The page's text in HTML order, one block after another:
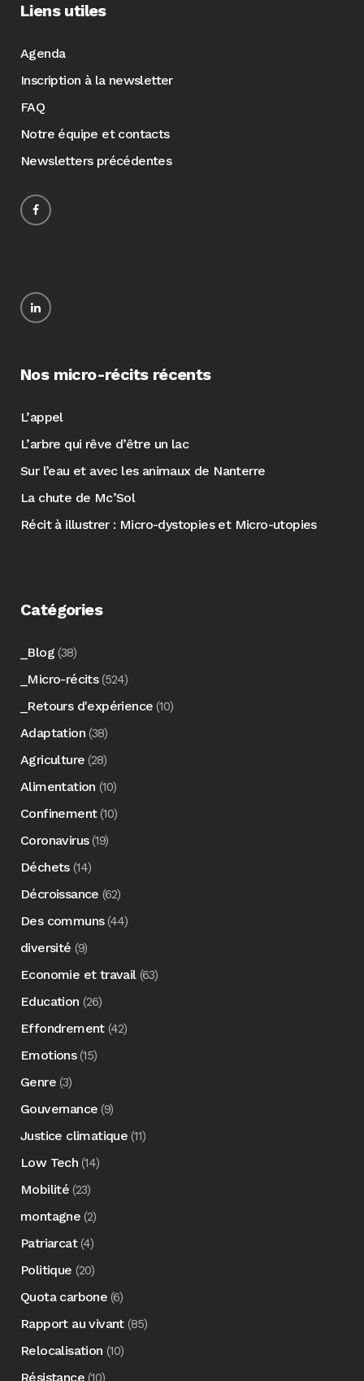
Liens utiles
Agenda
Inscription à la newsletter
FAQ
Notre équipe et contacts
Newsletters précédentes
Nos micro-récits récents
L’appel
L’arbre qui rêve d’être un lac
Sur l’eau et avec les animaux de Nanterre
La chute de Mc’Sol
Récit à illustrer : Micro-dystopies et Micro-utopies
Catégories
_Blog (38)
_Micro-récits(524)
_Retours d'expérience (10)
Adaptation (38)
Agriculture (28)
Alimentation (10)
Confinement(10)
Coronavirus(19)
Déchets(14)
Décroissance (62)
Des communs(44)
diversité (9)
Economie et travail(63)
Education (26)
Effondrement(42)
Emotions(15)
Genre (3)
Gouvernance (9)
Justice climatique (11)
Low Tech (14)
Mobilité (23)
montagne (2)
Patriarcat(4)
Politique (20)
Quota carbone (6)
Rapport au vivant(85)
Relocalisation (10)
Résistance (10)